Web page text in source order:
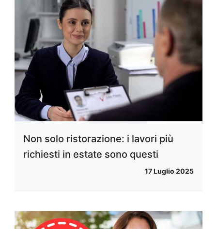
Non solo ristorazione: i lavori più
richiesti in estate sono questi
17 Luglio 2025